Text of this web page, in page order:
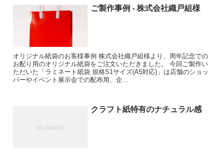
ご製作事例 - 株式会社織戸組様
オリジナル紙袋のお客様事例 株式会社織戸組様より、周年記念での
お配り用のオリジナル紙袋をご注文いただきました。 今回ご製作い
ただいた「ラミネート紙袋 規格S1サイズ(A5対応)」は店舗のショッ
パーやイベント展示会での配布用、企...
クラフト紙特有のナチュラル感